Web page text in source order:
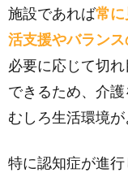
施設であれば常に
活支援やバラン
必要に応じて切れ
できるため、介護
むしろ生活環境が
特に認知症が進